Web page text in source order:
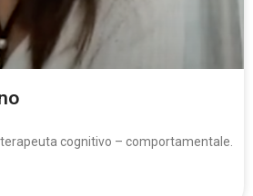
cognitivo – comportamentale.